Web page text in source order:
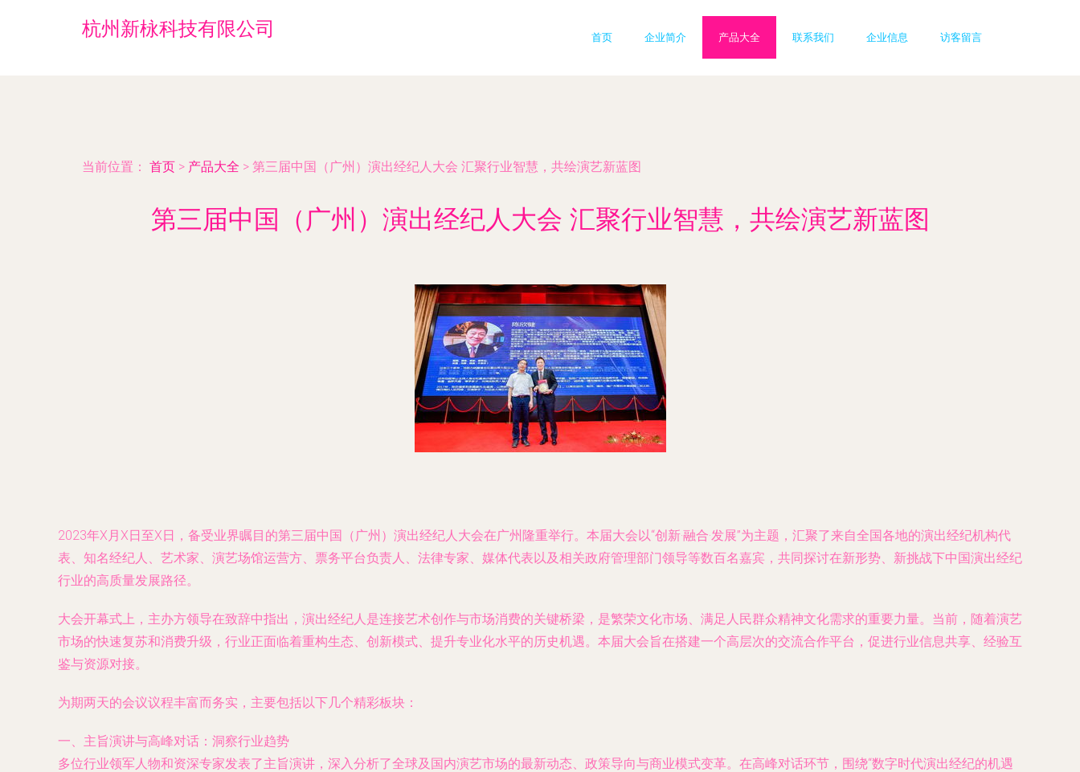
杭州新栐科技有限公司 首页 企业简介 产品大全 联系我们 企业信息 访客留言
当前位置： 首页 > 产品大全 > 第三届中国（广州）演出经纪人大会 汇聚行业智慧，共绘演艺新蓝图
第三届中国（广州）演出经纪人大会 汇聚行业智慧，共绘演艺新蓝图
2023年X月X日至X日，备受业界瞩目的第三届中国（广州）演出经纪人大会在广州隆重举行。本届大会以“创新·融合·发展”为主题，汇聚了来自全国各地的演出经纪机构代
表、知名经纪人、艺术家、演艺场馆运营方、票务平台负责人、法律专家、媒体代表以及相关政府管理部门领导等数百名嘉宾，共同探讨在新形势、新挑战下中国演出经纪
行业的高质量发展路径。
大会开幕式上，主办方领导在致辞中指出，演出经纪人是连接艺术创作与市场消费的关键桥梁，是繁荣文化市场、满足人民群众精神文化需求的重要力量。当前，随着演艺
市场的快速复苏和消费升级，行业正面临着重构生态、创新模式、提升专业化水平的历史机遇。本届大会旨在搭建一个高层次的交流合作平台，促进行业信息共享、经验互
鉴与资源对接。
为期两天的会议议程丰富而务实，主要包括以下几个精彩板块：
一、主旨演讲与高峰对话：洞察行业趋势
多位行业领军人物和资深专家发表了主旨演讲，深入分析了全球及国内演艺市场的最新动态、政策导向与商业模式变革。在高峰对话环节，围绕“数字时代演出经纪的机遇